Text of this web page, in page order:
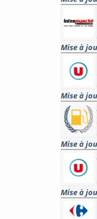
Mise à
Mise à
Mise à
Mise à